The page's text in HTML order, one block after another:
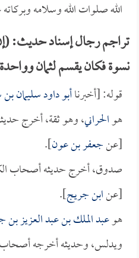
الله صلوات الله وسلامه
تراجم رجال إسناد حديث:
نسوة فكان يقسم لثمان
قوله: [أخبرناأبو داود سليمان
هوالحراني، وهو ثقة، أخرج
[عنجعفر بن عون].
صدوق، أخرج حديثه أصحاب
[عنابن جريج].
هوعبد الملك بن عبد العزيز
ويدلس، وحديثه أخرجه